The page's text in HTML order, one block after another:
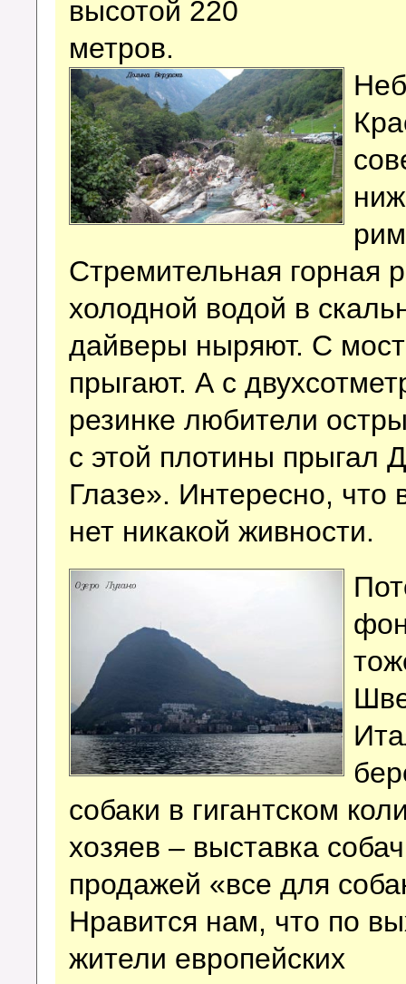
высотой 220
метров.
Стремительная горная
холодной водой в
дайверы ныряют. С
прыгают. А с
резинке любители
с этой плотины прыгал
Глазе». Интересно, что
нет никакой живности.
собаки в гигантском
хозяев – выставка
продажей «все для
Нравится нам, что по
жители европейских